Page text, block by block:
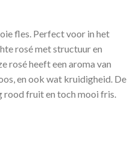
fles. Perfect voor in het
rosé met structuur en
rosé heeft een aroma van
en ook wat kruidigheid. De
rood fruit en toch mooi fris.